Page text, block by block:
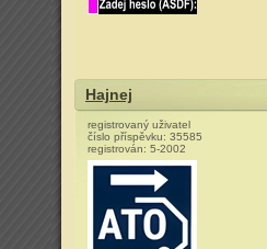
Hajnej
registrovaný uživatel
číslo příspěvku: 35585
registrován: 5-2002